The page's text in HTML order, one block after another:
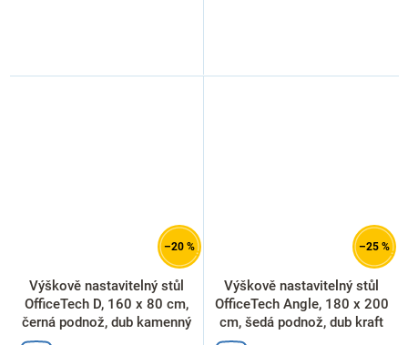
–20 %
Výškově nastavitelný stůl
OfficeTech D, 160 x 80 cm,
černá podnož, dub kamenný
–25 %
Výškově nastavitelný stůl
OfficeTech Angle, 180 x 200
cm, šedá podnož, dub kraft